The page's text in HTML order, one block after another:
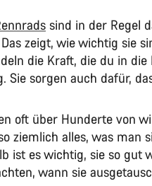
sind in der Regel
zeigt, wie wichtig sie
die Kraft, die du in die
Sie sorgen auch dafür,
oft über Hunderte von
ziemlich alles, was man
ist es wichtig, sie so gut
wann sie